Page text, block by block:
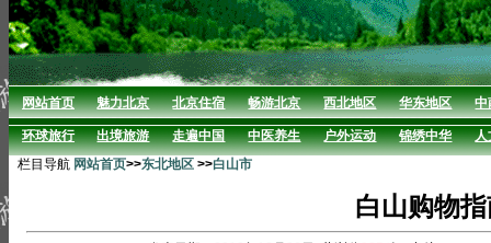
网站首页 魅力北京 北京住宿 畅游北京 西北地区 华东地区 中
环球旅行 出境旅游 走遍中国 中医养生 户外运动 锦绣中华
人
栏目导航 网站首页>>东北地区 >>白山市
白山购物